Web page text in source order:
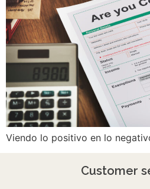
Viendo lo positivo en lo
Customer